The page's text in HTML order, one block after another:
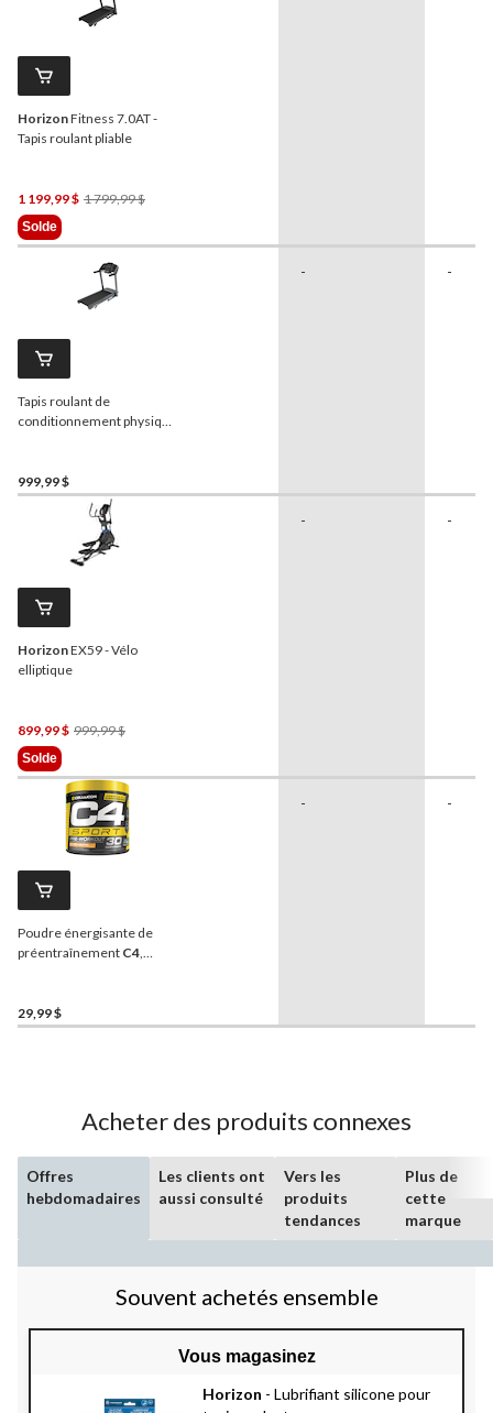
HorizonFitness 7.0AT -
Tapis roulant pliable
1 199,99 $ 1 799,99 $Prix
1 799,99 $
Solde
Tapis roulant de
conditionnement physique
999,99 $
- -
HorizonEX59 - Vélo
elliptique
899,99 $ 999,99 $Prix
999,99 $
Solde
- -
Poudre énergisante de
préentraînement C4,
29,99 $
- -
Acheter des produits connexes
Offres
hebdomadaires
Les clients ont
aussi consulté
Vers les
produits
tendances
Plus de
cette
marque
Souvent achetés ensemble
Vous magasinez
Horizon - Lubrifiant silicone pour